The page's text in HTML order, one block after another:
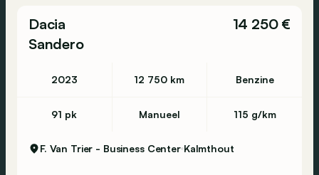
Dacia
Sandero
14 250 €
2023 12 750 km Benzine
91 pk Manueel 115 g/km
F. Van Trier - Business Center Kalmthout